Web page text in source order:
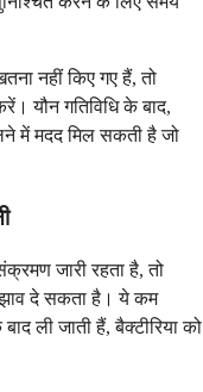
नहीं किए गए हैं, तो
यौन गतिविधि के बाद,
में मदद मिल सकती है जो
जारी रहता है, तो
दे सकता है। ये कम
ली जाती हैं, बैक्टीरिया को